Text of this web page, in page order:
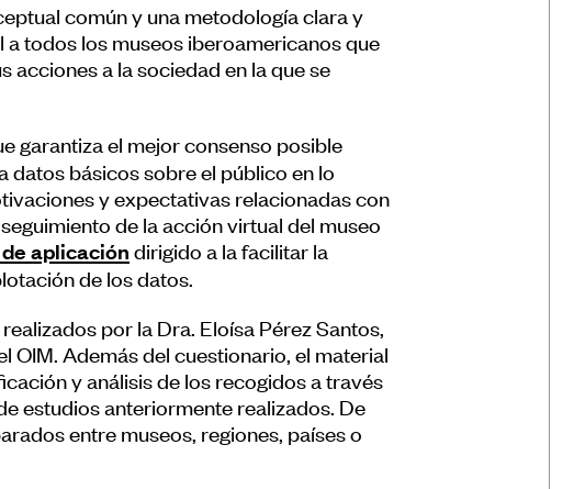
común y una metodología clara y
todos los museos iberoamericanos que
acciones a la sociedad en la que se
garantiza el mejor consenso posible
datos básicos sobre el público en lo
y expectativas relacionadas con
de la acción virtual del museo
aplicacióndirigido a la facilitar la
de los datos.
por la Dra. Eloísa Pérez Santos,
OIM. Además del cuestionario, el material
y análisis de los recogidos a través
estudios anteriormente realizados. De
entre museos, regiones, países o